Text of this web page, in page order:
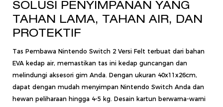
SOLUSI PENYIMPANAN YANG
TAHAN LAMA, TAHAN AIR, DAN
PROTEKTIF
Tas Pembawa Nintendo Switch 2 Versi Felt terbuat dari bahan
EVA kedap air, memastikan tas ini kedap guncangan dan
melindungi aksesori gim Anda. Dengan ukuran 40x11x26cm,
dapat dengan mudah menyimpan Nintendo Switch Anda dan
hewan peliharaan hingga 4-5 kg. Desain kartun berwarna-warni